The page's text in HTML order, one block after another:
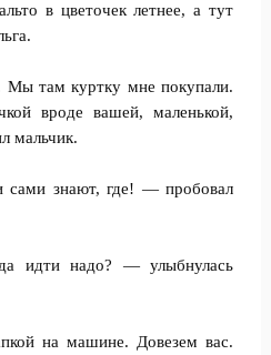
в цветочек летнее, а тут
Мы там куртку мне покупали.
вроде вашей, маленькой,
мальчик.
знают, где! — пробовал
идти надо? — улыбнулась
на машине. Довезем вас.